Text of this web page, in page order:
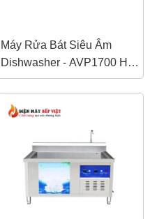
Máy Rửa Bát Siêu Âm
Dishwasher - AVP1700 HAI
BỒN (RỬA và TRÁNG)